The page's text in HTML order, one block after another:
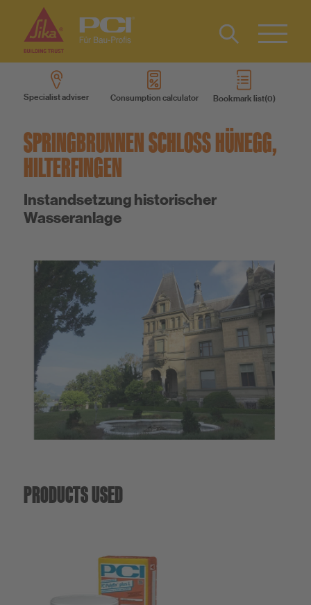
About us
Sustainability
Type 2 or
more
Specialist adviser Consumption calculator Bookmark list
Contact
IT
SPRINGBRUNNEN SCHLOSS HÜNEGG,
HILTERFINGEN
Instandsetzung historischer
Wasseranlage
PRODUCTS USED